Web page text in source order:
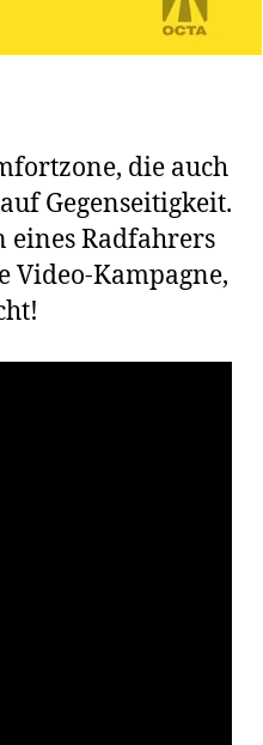
die auch
Gegenseitigkeit.
eines Radfahrers
Video-Kampagne,